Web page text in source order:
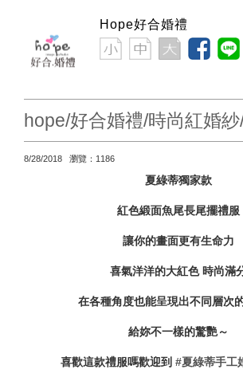
Hope好合婚禮
hope/好合婚禮/時尚紅婚
8/28/2018 瀏覽：1186
夏綠蒂獨家款
紅色緞面魚尾長尾擺禮服
讓你的畫面更有生命力
喜氣洋洋的大紅色 時尚滿
在各種角度也能呈現出不同層次
給妳不一樣的驚艷～
喜歡這款禮服嗎歡迎到 #夏綠蒂手工